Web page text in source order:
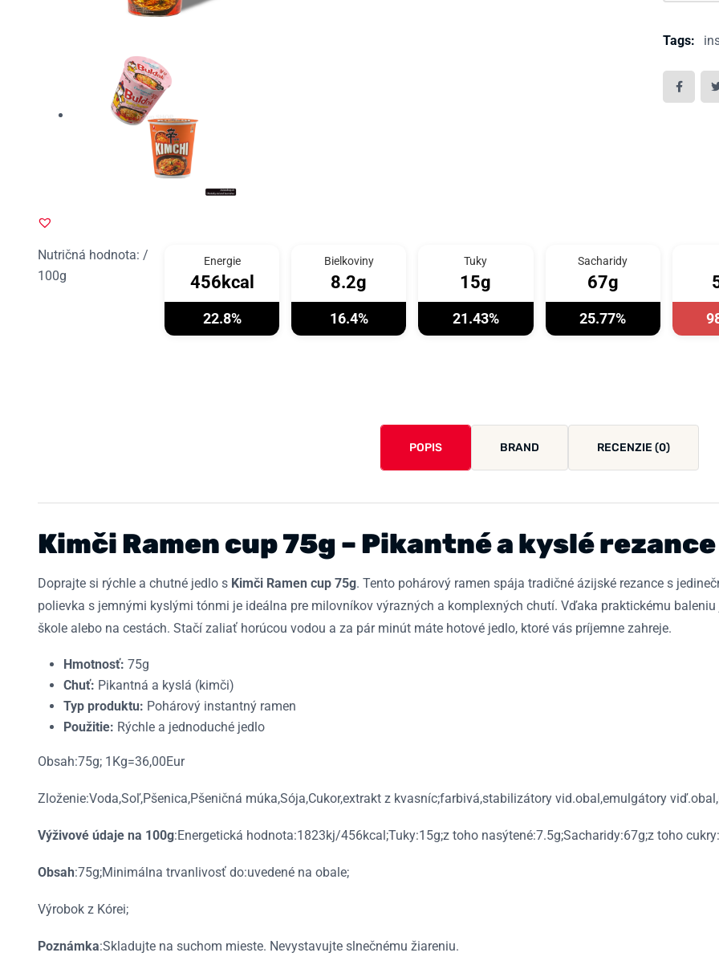
Tags:
Nutričná hodnota: /
100g
Energie
456kcal
22.8%
Bielkoviny
8.2g
16.4%
Tuky
15g
21.43%
Sacharidy
67g
25.77%
POPIS BRAND RECENZIE (0)
Kimči Ramen cup 75g – Pikantné a kyslé
Doprajte si rýchle a chutné jedlo s Kimči Ramen cup 75g. Tento pohárový ramen spája tradičné ázijské rezance s
polievka s jemnými kyslými tónmi je ideálna pre milovníkov výrazných a komplexných chutí. Vďaka praktickému
škole alebo na cestách. Stačí zaliať horúcou vodou a za pár minút máte hotové jedlo, ktoré vás príjemne zahreje.
Hmotnosť: 75g
Chuť: Pikantná a kyslá (kimči)
Typ produktu: Pohárový instantný ramen
Použitie: Rýchle a jednoduché jedlo
Obsah:75g; 1Kg=36,00Eur
Zloženie:Voda,Soľ,Pšenica,Pšeničná múka,Sója,Cukor,extrakt z kvasníc;farbivá,stabilizátory vid.obal,emulgátory
Výživové údaje na 100g:Energetická hodnota:1823kj/456kcal;Tuky:15g;z toho nasýtené:7.5g;Sacharidy:67g;z toho
Obsah:75g;Minimálna trvanlivosť do:uvedené na obale;
Výrobok z Kórei;
Poznámka:Skladujte na suchom mieste. Nevystavujte slnečnému žiareniu.